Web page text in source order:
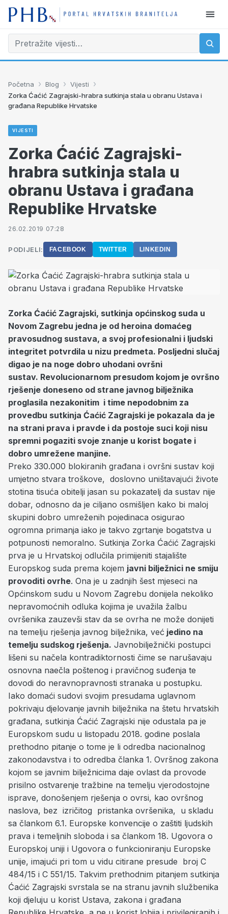
Početna › Blog › Vijesti ›
Zorka Ćaćić Zagrajski-hrabra sutkinja stala u obranu Ustava i
građana Republike Hrvatske
VIJESTI
Zorka Ćaćić Zagrajski-
hrabra sutkinja stala u
obranu Ustava i građana
Republike Hrvatske
26.02.2019 07:28
PODIJELI: FACEBOOK TWITTER LINKEDIN
Zorka Ćaćić Zagrajski, sutkinja općinskog suda u
Novom Zagrebu jedna je od heroina domaćeg
pravosudnog sustava, a svoj profesionalni i ljudski
integritet potvrdila u nizu predmeta. Posljedni slučaj
digao je na noge dobro uhodani ovršni
sustav. Revolucionarnom presudom kojom je ovršno
rješenje doneseno od strane javnog bilježnika
proglasila nezakonitim i time nepodobnim za
provedbu sutkinja Ćaćić Zagrajski je pokazala da je
na strani prava i pravde i da postoje suci koji nisu
spremni pogaziti svoje znanje u korist bogate i
dobro umrežene manjine.
Preko 330.000 blokiranih građana i ovršni sustav koji
umjetno stvara troškove, doslovno uništavajući živote
stotina tisuća obitelji jasan su pokazatelj da sustav nije
dobar, odnosno da je ciljano osmišljen kako bi maloj
skupini dobro umreženih pojedinaca osigurao
ogromna primanja iako je takvo zgrtanje bogatstva u
potpunosti nemoralno. Sutkinja Zorka Ćaćić Zagrajski
prva je u Hrvatskoj odlučila primijeniti stajalište
Europskog suda prema kojem javni bilježnici ne smiju
provoditi ovrhe. Ona je u zadnjih šest mjeseci na
Općinskom sudu u Novom Zagrebu donijela nekoliko
nepravomoćnih odluka kojima je uvažila žalbu
ovršenika zauzevši stav da se ovrha ne može donijeti
na temelju rješenja javnog bilježnika, već jedino na
temelju sudskog rješenja. Javnobilježnički postupci
lišeni su načela kontradiktornosti čime se narušavaju
osnovna naečla poštenog i pravičnog suđenja te
dovodi do neravnopravnosti stranaka u postupku.
Iako domaći sudovi svojim presudama uglavnom
pokrivaju djelovanje javnih bilježnika na štetu hrvatskih
građana, sutkinja Ćaćić Zagrajski nije odustala pa je
Europskom sudu u listopadu 2018. godine poslala
prethodno pitanje o tome je li odredba nacionalnog
zakonodavstva i to odredba članka 1. Ovršnog zakona
kojom se javnim bilježnicima daje ovlast da provode
prisilno ostvarenje tražbine na temelju vjerodostojne
isprave, donošenjem rješenja o ovrsi, kao ovršnog
naslova, bez izričitog pristanka ovršenika, u skladu
sa člankom 6.1. Europske konvencije o zaštiti ljudskih
prava i temeljnih sloboda i sa člankom 18. Ugovora o
Europskoj uniji i Ugovora o funkcioniranju Europske
unije, imajući pri tom u vidu citirane presude broj C
484/15 i C 551/15. Takvim prethodnim pitanjem sutkinja
Ćaćić Zagrajski svrstala se na stranu javnih službenika
koji djeluju u korist Ustava, zakona i građana